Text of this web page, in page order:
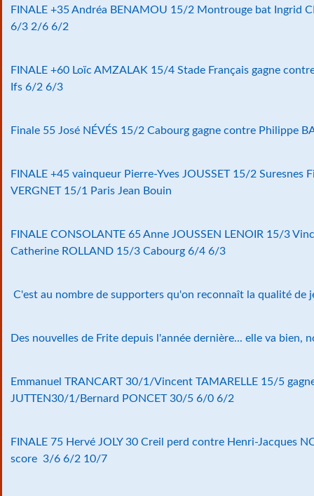
FINALE +35 Andréa BENAMOU 15/2 Montrouge bat Ingrid
6/3 2/6 6/2
FINALE +60 Loïc AMZALAK 15/4 Stade Français gagne
Ifs 6/2 6/3
Finale 55 José NÉVÉS 15/2 Cabourg gagne contre Philippe
FINALE +45 vainqueur Pierre-Yves JOUSSET 15/2 Suresnes
VERGNET 15/1 Paris Jean Bouin
FINALE CONSOLANTE 65 Anne JOUSSEN LENOIR 15/3
Catherine ROLLAND 15/3 Cabourg 6/4 6/3
C'est au nombre de supporters qu'on reconnaît la qualité de
Des nouvelles de Frite depuis l'année dernière... elle va bien,
Emmanuel TRANCART 30/1/Vincent TAMARELLE 15/5
JUTTEN30/1/Bernard PONCET 30/5 6/0 6/2
FINALE 75 Hervé JOLY 30 Creil perd contre Henri-Jacques
score 3/6 6/2 10/7